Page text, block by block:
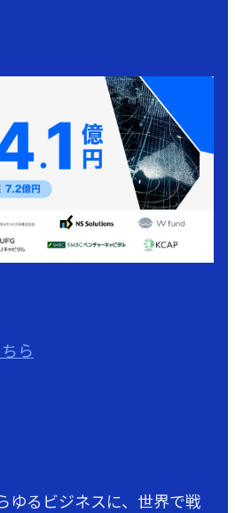
ら
ゆるビジネスに、世界で戦